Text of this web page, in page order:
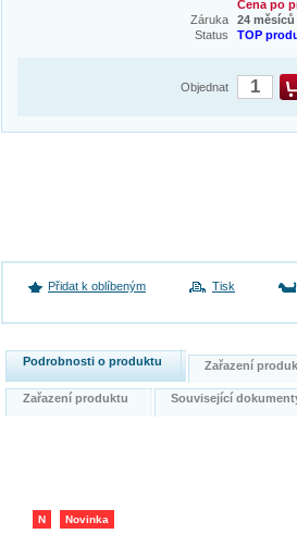
Cena po
Záruka
24 měsíců
Status
TOP
Objednat
Přidat k oblíbeným Tisk
Podrobnosti o produktu Zařazení
Zařazení produktu Související
N Novinka